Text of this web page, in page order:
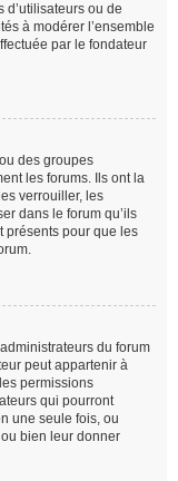
d’utilisateurs ou de
à modérer l’ensemble
par le fondateur
des groupes
les forums. Ils ont la
verrouiller, les
dans le forum qu’ils
présents pour que les
du forum
peut appartenir à
permissions
qui pourront
une seule fois, ou
bien leur donner